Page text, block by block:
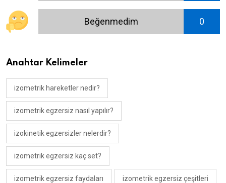
Beğenmedim 0
Anahtar Kelimeler
izometrik hareketler nedir?
izometrik egzersiz nasıl yapılır?
izokinetik egzersizler nelerdir?
izometrik egzersiz kaç set?
izometrik egzersiz faydaları izometrik egzersiz çeşitleri